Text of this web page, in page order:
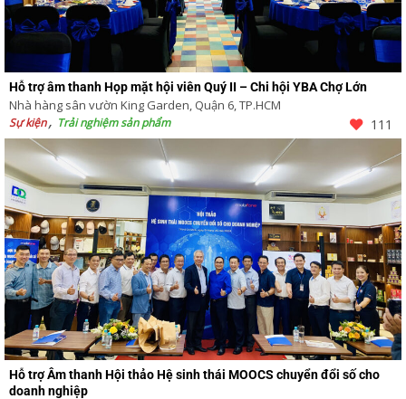
Hỗ trợ âm thanh Họp mặt hội viên Quý II – Chi hội YBA Chợ Lớn
Nhà hàng sân vườn King Garden, Quận 6, TP.HCM
Sự kiện Trải nghiệm sản phẩm 111
Hỗ trợ Âm thanh Hội thảo Hệ sinh thái MOOCS chuyển đổi số cho
doanh nghiệp